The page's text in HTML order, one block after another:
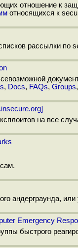
отношение к
относящихся к
рассылки по
, Docs, FAQs, Groups,
на все
андерграунда, или
Emergency
быстрого